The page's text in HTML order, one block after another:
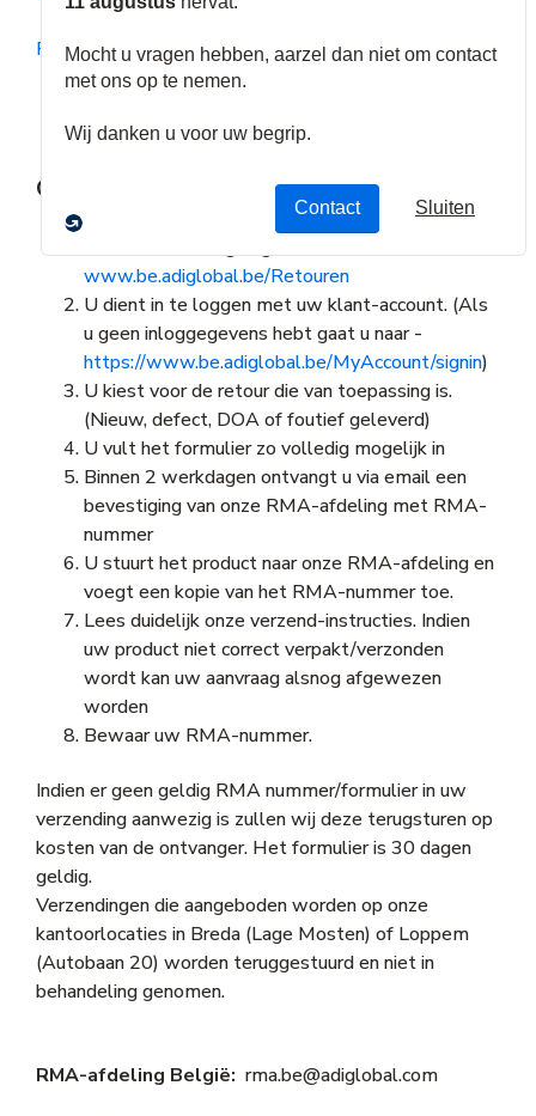
RMA - Warranty
Onze RMA procedure & regels
www.be.adiglobal.be/Retouren
U dient in te loggen met uw klant-account. (Als
u geen inloggegevens hebt gaat u naar -
https://www.be.adiglobal.be/MyAccount/signin)
U kiest voor de retour die van toepassing is.
(Nieuw, defect, DOA of foutief geleverd)
U vult het formulier zo volledig mogelijk in
Binnen 2 werkdagen ontvangt u via email een
bevestiging van onze RMA-afdeling met RMA-
nummer
U stuurt het product naar onze RMA-afdeling en
voegt een kopie van het RMA-nummer toe.
Lees duidelijk onze verzend-instructies. Indien
uw product niet correct verpakt/verzonden
wordt kan uw aanvraag alsnog afgewezen
worden
Bewaar uw RMA-nummer.
Indien er geen geldig RMA nummer/formulier in uw
verzending aanwezig is zullen wij deze terugsturen op
kosten van de ontvanger. Het formulier is 30 dagen
geldig.
Verzendingen die aangeboden worden op onze
kantoorlocaties in Breda (Lage Mosten) of Loppem
(Autobaan 20) worden teruggestuurd en niet in
behandeling genomen.
RMA-afdeling België: rma.be@adiglobal.com